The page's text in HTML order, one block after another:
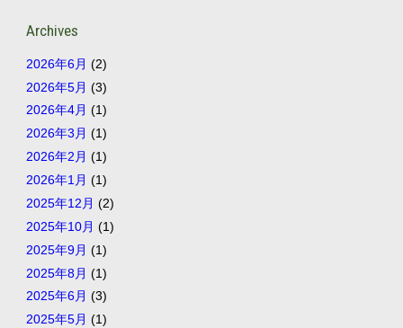
Archives
2026年6月 (2)
2026年5月 (3)
2026年4月 (1)
2026年3月 (1)
2026年2月 (1)
2026年1月 (1)
2025年12月 (2)
2025年10月 (1)
2025年9月 (1)
2025年8月 (1)
2025年6月 (3)
2025年5月 (1)